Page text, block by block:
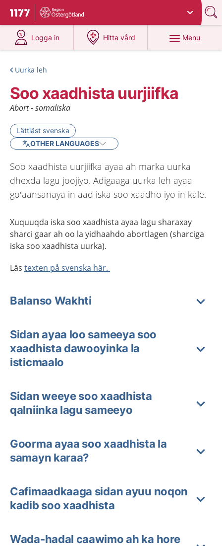
To start page for 1177
Du har valt region
Logga in
at 1177.se
Hitta vård
at 1177.se
Menu
Uurka leh
Soo xaadhista uurjiifka
Abort - somaliska
Lättläst svenska
OTHER LANGUAGES
Soo xaadhista uurjiifka ayaa ah marka uurka
dhexda lagu joojiyo. Adigaaga uurka leh ayaa
go’aansanaya in aad iska soo xaadho iyo in kale.
Xuquuqda iska soo xaadhista ayaa lagu sharaxay
sharci gaarah oo la yidhaahdo abortlagen (sharciga
iska soo xaadhista uurka).
Läs texten på svenska här.
Balanso Wakhti
Sidan ayaa loo sameeya soo
xaadhista dawooyinka la
isticmaalo
Sidan weeye soo xaadhista
qalniinka lagu sameeyo
Goorma ayaa soo xaadhista la
samayn karaa?
Cafimaadkaaga sidan ayuu noqon
kadib soo xaadhista
Wada-hadal caawimo ah ka hore